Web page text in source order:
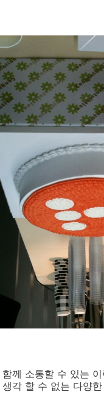
께 소통할 수 있는
각 할 수 없는 다양